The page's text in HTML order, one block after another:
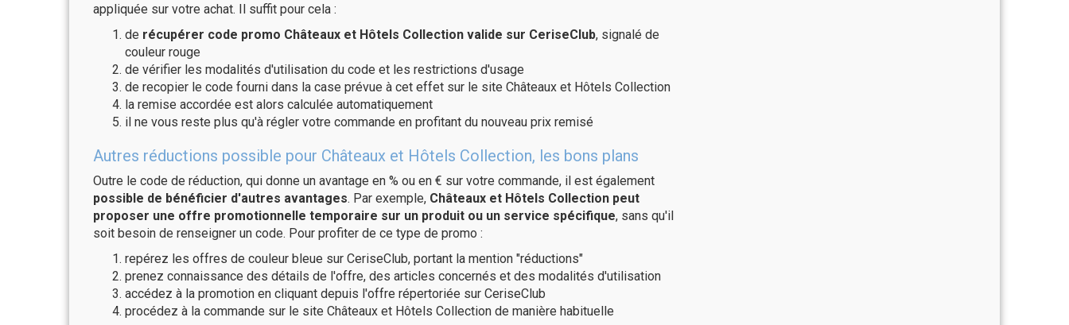
appliquée sur votre achat. Il suffit pour cela :
de récupérer code promo Châteaux et Hôtels Collection valide sur CeriseClub, signalé de
couleur rouge
de vérifier les modalités d'utilisation du code et les restrictions d'usage
de recopier le code fourni dans la case prévue à cet effet sur le site Châteaux et Hôtels Collection
la remise accordée est alors calculée automatiquement
il ne vous reste plus qu'à régler votre commande en profitant du nouveau prix remisé
Autres réductions possible pour Châteaux et Hôtels Collection, les bons plans
Outre le code de réduction, qui donne un avantage en % ou en € sur votre commande, il est également
possible de bénéficier d'autres avantages. Par exemple, Châteaux et Hôtels Collection peut
proposer une offre promotionnelle temporaire sur un produit ou un service spécifique, sans qu'il
soit besoin de renseigner un code. Pour profiter de ce type de promo :
repérez les offres de couleur bleue sur CeriseClub, portant la mention "réductions"
prenez connaissance des détails de l'offre, des articles concernés et des modalités d'utilisation
accédez à la promotion en cliquant depuis l'offre répertoriée sur CeriseClub
procédez à la commande sur le site Châteaux et Hôtels Collection de manière habituelle